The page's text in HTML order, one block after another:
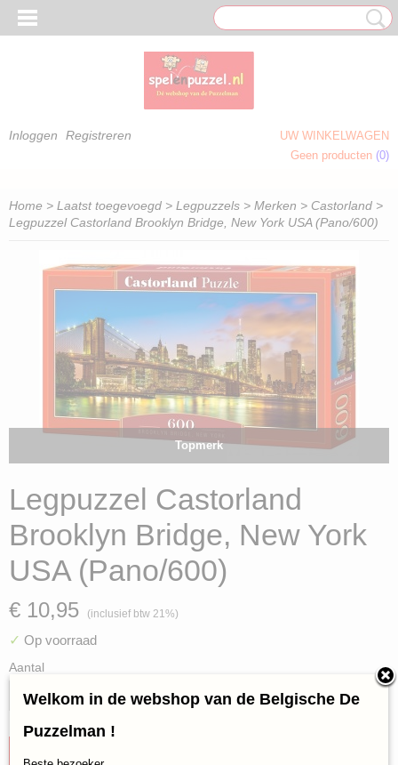
Inloggen Registreren
UW WINKELWAGEN
Geen producten (0)
Home > Laatst toegevoegd > Legpuzzels > Merken > Castorland >
Legpuzzel Castorland Brooklyn Bridge, New York USA (Pano/600)
Topmerk
Legpuzzel Castorland
Brooklyn Bridge, New York
USA (Pano/600)
€ 10,95 (inclusief btw 21%)
✓ Op voorraad
Aantal
Welkom in de webshop van de Belgische De
Puzzelman !